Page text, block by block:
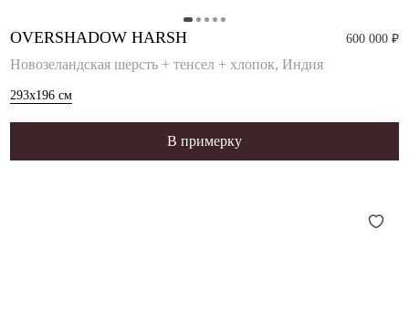
OVERSHADOW HARSH 600 000 ₽
Новозеландская шерсть + тенсел + хлопок, Индия
293x196 см
В примерку